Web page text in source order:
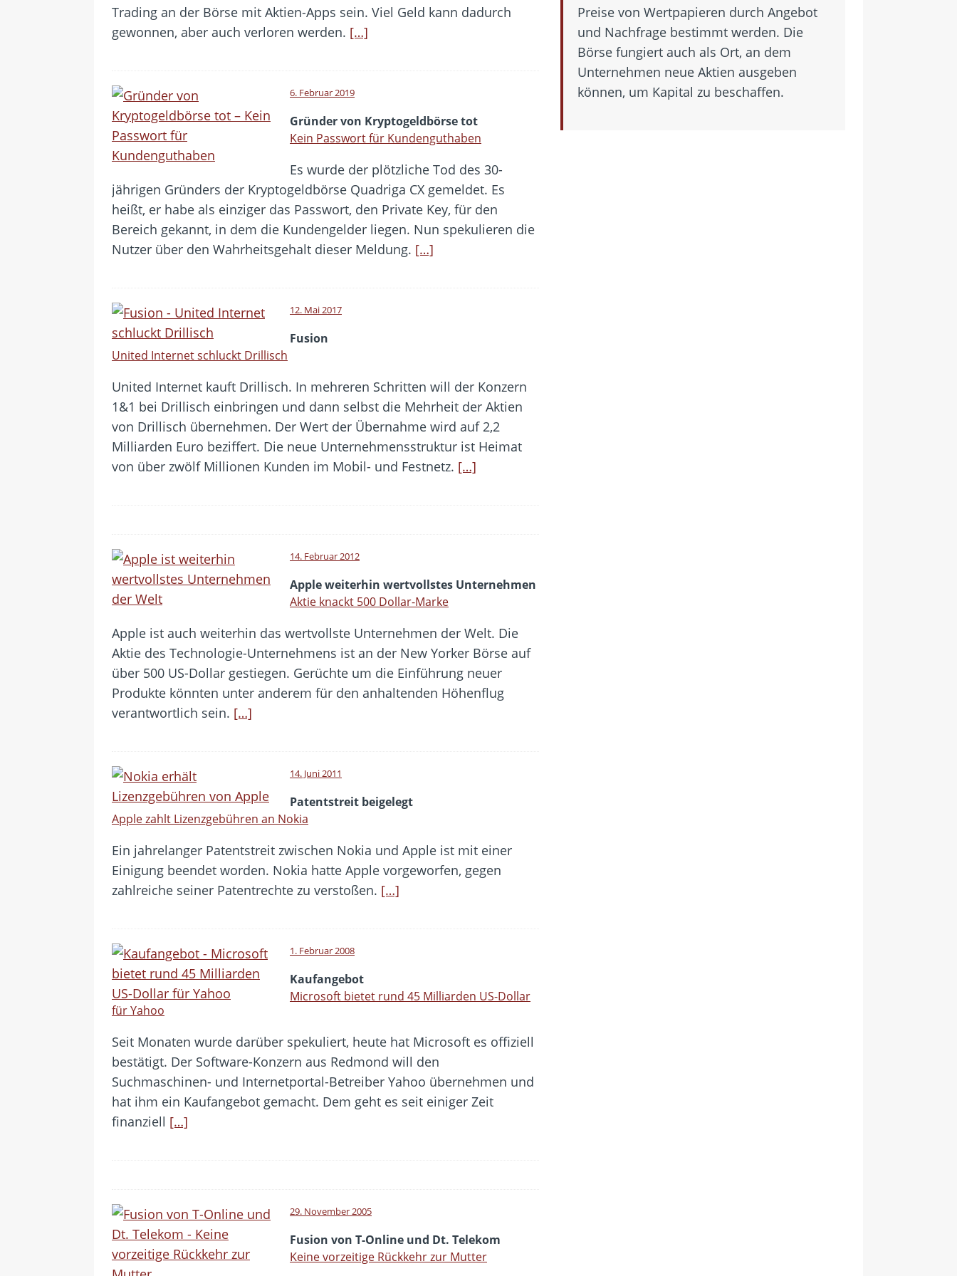
Trading an der Börse mit Aktien-Apps sein. Viel Geld kann dadurch
gewonnen, aber auch verloren werden. […]
6. Februar 2019
Gründer von Kryptogeldbörse tot
Kein Passwort für Kundenguthaben
Es wurde der plötzliche Tod des 30-
jährigen Gründers der Kryptogeldbörse Quadriga CX gemeldet. Es
heißt, er habe als einziger das Passwort, den Private Key, für den
Bereich gekannt, in dem die Kundengelder liegen. Nun spekulieren die
Nutzer über den Wahrheitsgehalt dieser Meldung. […]
12. Mai 2017
Fusion
United Internet schluckt Drillisch
United Internet kauft Drillisch. In mehreren Schritten will der Konzern
1&1 bei Drillisch einbringen und dann selbst die Mehrheit der Aktien
von Drillisch übernehmen. Der Wert der Übernahme wird auf 2,2
Milliarden Euro beziffert. Die neue Unternehmensstruktur ist Heimat
von über zwölf Millionen Kunden im Mobil- und Festnetz. […]
14. Februar 2012
Apple weiterhin wertvollstes Unternehmen
Aktie knackt 500 Dollar-Marke
Apple ist auch weiterhin das wertvollste Unternehmen der Welt. Die
Aktie des Technologie-Unternehmens ist an der New Yorker Börse auf
über 500 US-Dollar gestiegen. Gerüchte um die Einführung neuer
Produkte könnten unter anderem für den anhaltenden Höhenflug
verantwortlich sein. […]
14. Juni 2011
Patentstreit beigelegt
Apple zahlt Lizenzgebühren an Nokia
Ein jahrelanger Patentstreit zwischen Nokia und Apple ist mit einer
Einigung beendet worden. Nokia hatte Apple vorgeworfen, gegen
zahlreiche seiner Patentrechte zu verstoßen. […]
1. Februar 2008
Kaufangebot
Microsoft bietet rund 45 Milliarden US-Dollar
für Yahoo
Seit Monaten wurde darüber spekuliert, heute hat Microsoft es offiziell
bestätigt. Der Software-Konzern aus Redmond will den
Suchmaschinen- und Internetportal-Betreiber Yahoo übernehmen und
hat ihm ein Kaufangebot gemacht. Dem geht es seit einiger Zeit
finanziell […]
29. November 2005
Fusion von T-Online und Dt. Telekom
Keine vorzeitige Rückkehr zur Mutter
Preise von Wertpapieren durch Angebot
und Nachfrage bestimmt werden. Die
Börse fungiert auch als Ort, an dem
Unternehmen neue Aktien ausgeben
können, um Kapital zu beschaffen.